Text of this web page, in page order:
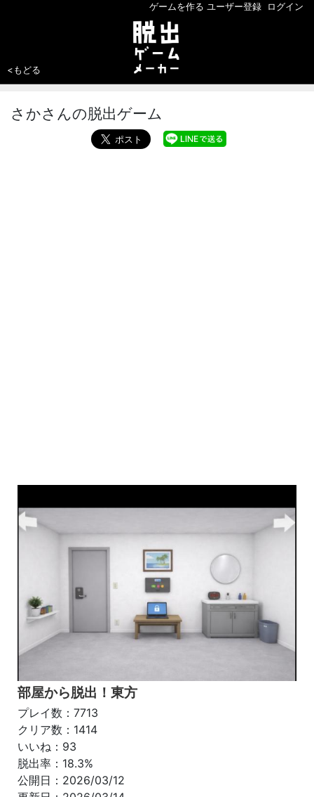
ゲームを作る ユーザー登録 ログイン
<もどる
さかさんの脱出ゲーム
部屋から脱出！東方
プレイ数：7713
クリア数：1414
いいね：93
脱出率：18.3%
公開日：2026/03/12